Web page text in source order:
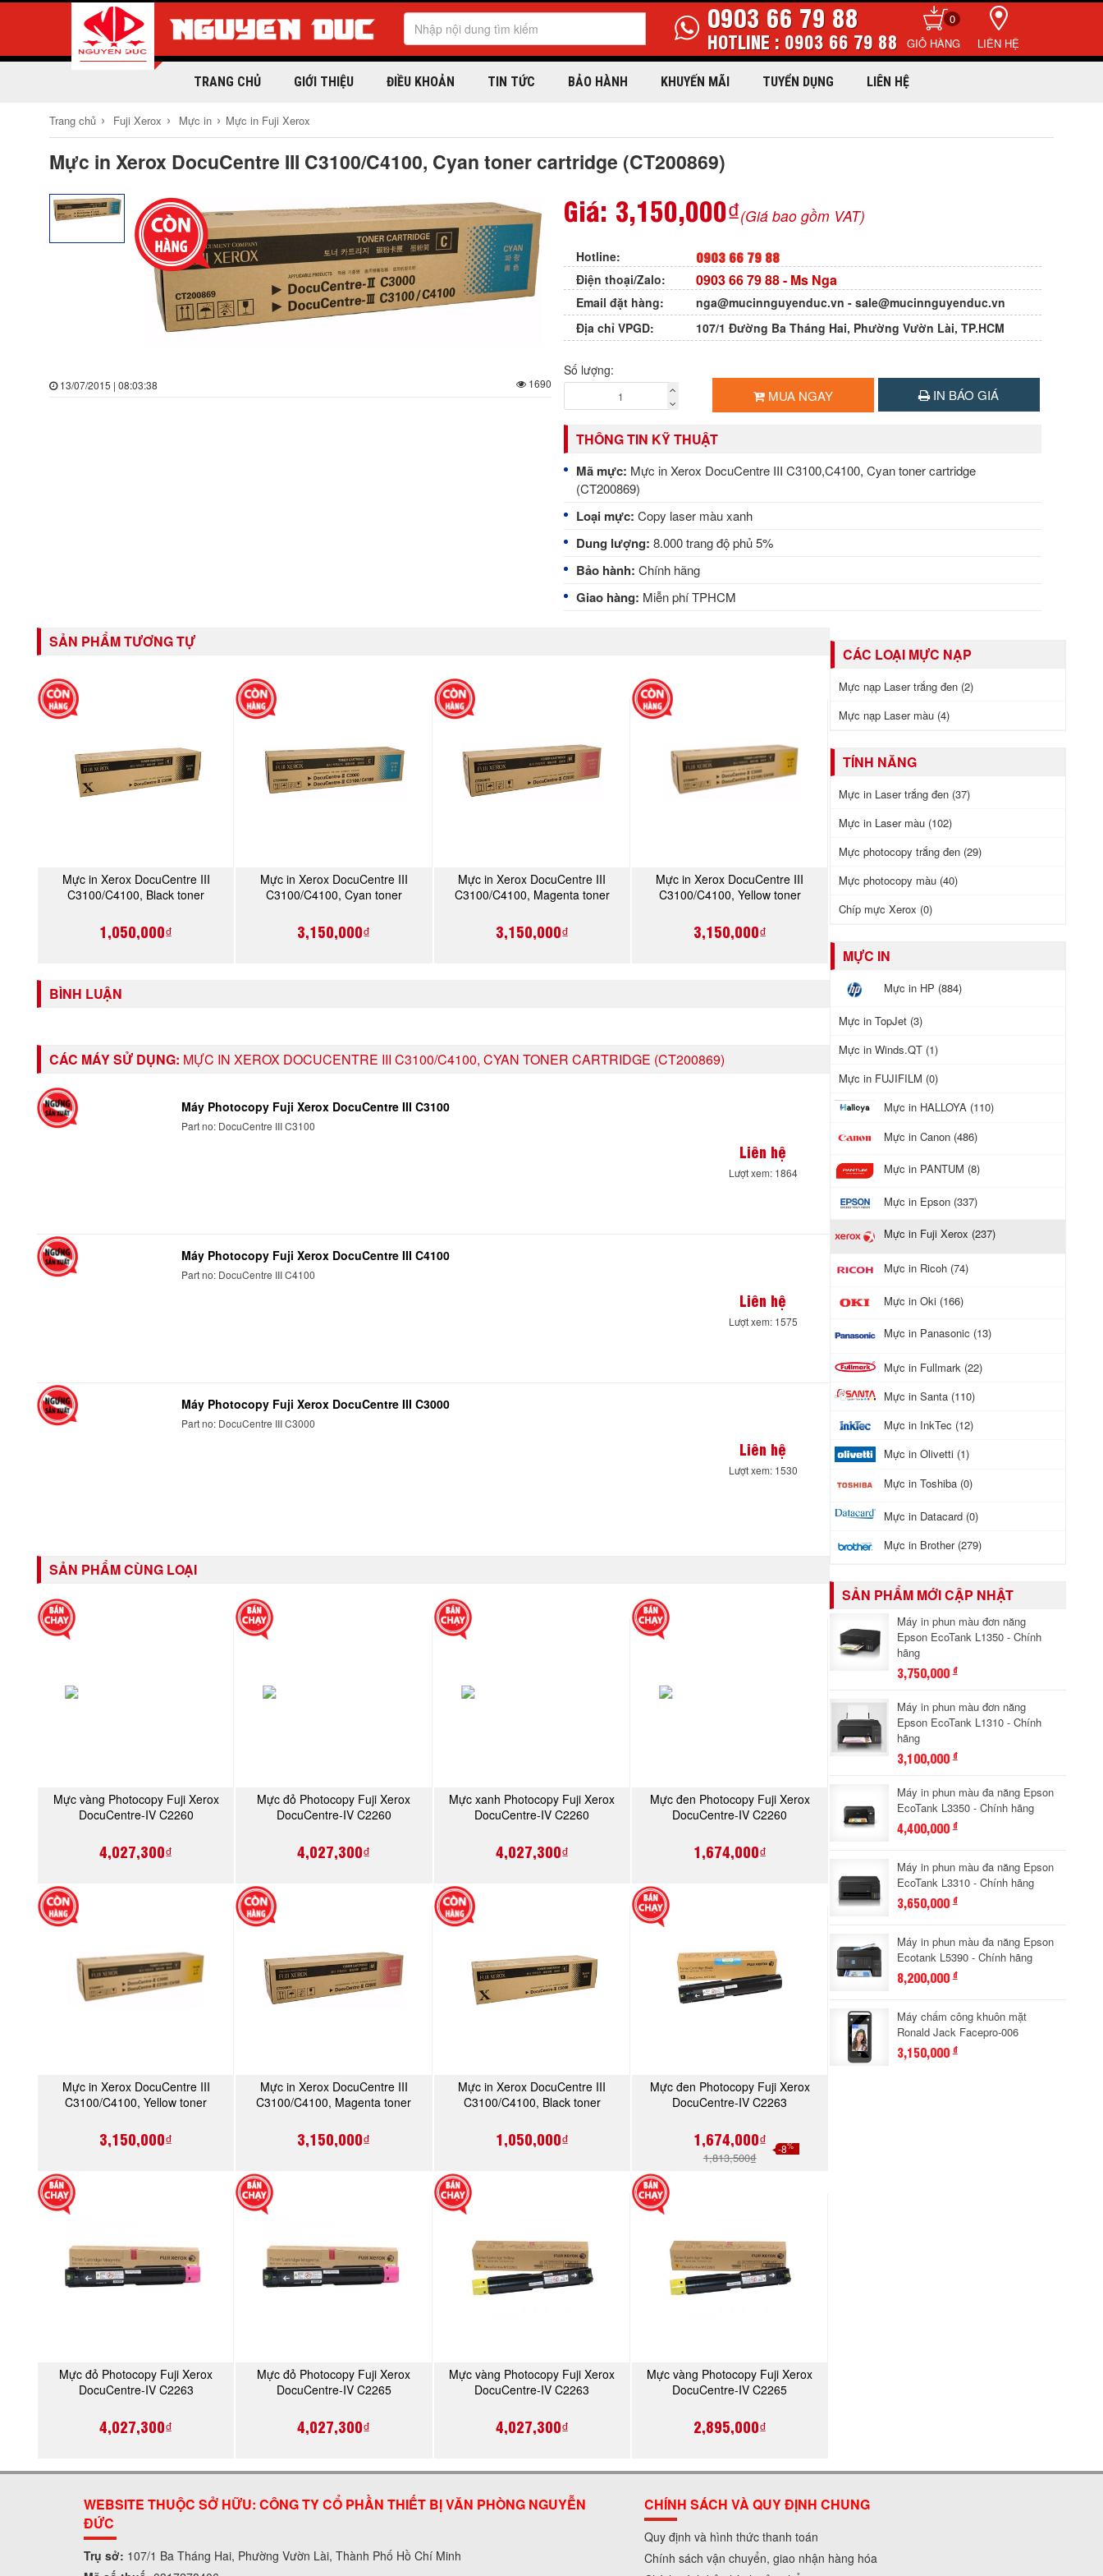
0
0903 66 79 88
HOTLINE : 0903 66 79 88 LIÊN HỆ
TRANG CHỦ GIỚI THIỆU ĐIỀU KHOẢN TIN TỨC BẢO HÀNH KHUYẾN MÃI TUYỂN DỤNG LIÊN HỆ
Trang chủ › Fuji Xerox › Mực in › Mực in Fuji Xerox
Mực in Xerox DocuCentre III C3100/C4100, Cyan toner cartridge (CT200869)
13/07/2015 | 08:03:38 1690
Giá: 3,150,000₫(Giá bao gồm VAT)
Hotline: 0903 66 79 88
Điện thoại/Zalo: 0903 66 79 88- Ms Nga
Email đặt hàng: nga@mucinnguyenduc.vn - sale@mucinnguyenduc.vn
Địa chỉ VPGD:
107/1 Đường Ba Tháng Hai, Phường Vườn Lài, TP.HCM
Số lượng:
MUA NGAY IN BÁO GIÁ
THÔNG TIN KỸ THUẬT
Mã mực: Mực in Xerox DocuCentre III C3100,C4100, Cyan toner cartridge
(CT200869)
Loại mực: Copy laser màu xanh
Dung lượng: 8.000 trang độ phủ 5%
Bảo hành: Chính hãng
Giao hàng: Miễn phí TPHCM
SẢN PHẨM TƯƠNG TỰ
Mực in Xerox DocuCentre III
C3100/C4100, Black toner
1,050,000₫
MUA NGAY
Mực in Xerox DocuCentre III
C3100/C4100, Cyan toner
3,150,000₫
MUA NGAY
Mực in Xerox DocuCentre III
C3100/C4100, Magenta toner
3,150,000₫
MUA NGAY
Mực in Xerox DocuCentre III
C3100/C4100, Yellow toner
3,150,000₫
MUA NGAY
BÌNH LUẬN
CÁC MÁY SỬ DỤNG: MỰC IN XEROX DOCUCENTRE III C3100/C4100, CYAN TONER CARTRIDGE (CT200869)
Máy Photocopy Fuji Xerox DocuCentre III C3100
Part no: DocuCentre III C3100
Liên hệ
Lượt xem: 1864
Máy Photocopy Fuji Xerox DocuCentre III C4100
Part no: DocuCentre III C4100
Liên hệ
Lượt xem: 1575
Máy Photocopy Fuji Xerox DocuCentre III C3000
Part no: DocuCentre III C3000
Liên hệ
Lượt xem: 1530
SẢN PHẨM CÙNG LOẠI
Mực vàng Photocopy Fuji Xerox
DocuCentre-IV C2260
4,027,300₫
MUA NGAY
Mực đỏ Photocopy Fuji Xerox
DocuCentre-IV C2260
4,027,300₫
MUA NGAY
Mực xanh Photocopy Fuji Xerox
DocuCentre-IV C2260
4,027,300₫
MUA NGAY
Mực đen Photocopy Fuji Xerox
DocuCentre-IV C2260
1,674,000₫
MUA NGAY
Mực in Xerox DocuCentre III
C3100/C4100, Yellow toner
3,150,000₫
MUA NGAY
Mực in Xerox DocuCentre III
C3100/C4100, Magenta toner
3,150,000₫
MUA NGAY
Mực in Xerox DocuCentre III
C3100/C4100, Black toner
1,050,000₫
MUA NGAY
Mực đen Photocopy Fuji Xerox
DocuCentre-IV C2263
1,674,000₫
1,813,500₫
-8%
MUA NGAY
Mực đỏ Photocopy Fuji Xerox
DocuCentre-IV C2263
4,027,300₫
MUA NGAY
Mực đỏ Photocopy Fuji Xerox
DocuCentre-IV C2265
4,027,300₫
MUA NGAY
Mực vàng Photocopy Fuji Xerox
DocuCentre-IV C2263
4,027,300₫
MUA NGAY
Mực vàng Photocopy Fuji Xerox
DocuCentre-IV C2265
2,895,000₫
MUA NGAY
CÁC LOẠI MỰC NẠP
Mực nạp Laser trắng đen (2)
Mực nạp Laser màu (4)
TÍNH NĂNG
Mực in Laser trắng đen (37)
Mực in Laser màu (102)
Mực photocopy trắng đen (29)
Mực photocopy màu (40)
Chíp mực Xerox (0)
MỰC IN
Mực in HP (884)
Mực in TopJet (3)
Mực in Winds.QT (1)
Mực in FUJIFILM (0)
Mực in HALLOYA (110)
Mực in Canon (486)
Mực in PANTUM (8)
Mực in Epson (337)
Mực in Fuji Xerox (237)
Mực in Ricoh (74)
Mực in Oki (166)
Mực in Panasonic (13)
Mực in Fullmark (22)
Mực in Santa (110)
Mực in InkTec (12)
Mực in Olivetti (1)
Mực in Toshiba (0)
Mực in Datacard (0)
Mực in Brother (279)
SẢN PHẨM MỚI CẬP NHẬT
Máy in phun màu đơn năng
Epson EcoTank L1350 - Chính
hãng
3,750,000đ
Máy in phun màu đơn năng
Epson EcoTank L1310 - Chính
hãng
3,100,000đ
Máy in phun màu đa năng Epson
EcoTank L3350 - Chính hãng
4,400,000đ
Máy in phun màu đa năng Epson
EcoTank L3310 - Chính hãng
3,650,000đ
Máy in phun màu đa năng Epson
Ecotank L5390 - Chính hãng
8,200,000đ
Máy chấm công khuôn mặt
Ronald Jack Facepro-006
3,150,000đ
WEBSITE THUỘC SỞ HỮU: CÔNG TY CỔ PHẦN THIẾT BỊ VĂN PHÒNG NGUYỄN
ĐỨC
Trụ sở: 107/1 Ba Tháng Hai, Phường Vườn Lài, Thành Phố Hồ Chí Minh
CHÍNH SÁCH VÀ QUY ĐỊNH CHUNG
Quy định và hình thức thanh toán
Chính sách vận chuyển, giao nhận hàng hóa